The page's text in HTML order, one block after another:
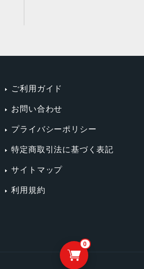
0
ご利用ガイド
お問い合わせ
プライバシーポリシー
特定商取引法に基づく表記
サイトマップ
利用規約